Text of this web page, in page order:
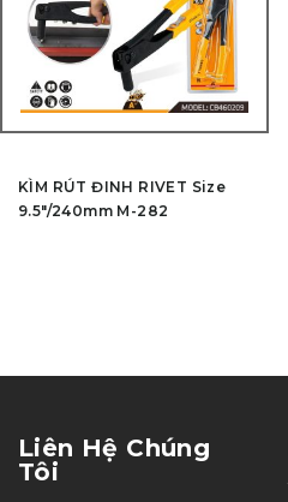
KÌM RÚT ĐINH RIVET Size
9.5″/240mm M-282
Liên Hệ Chúng
Tôi